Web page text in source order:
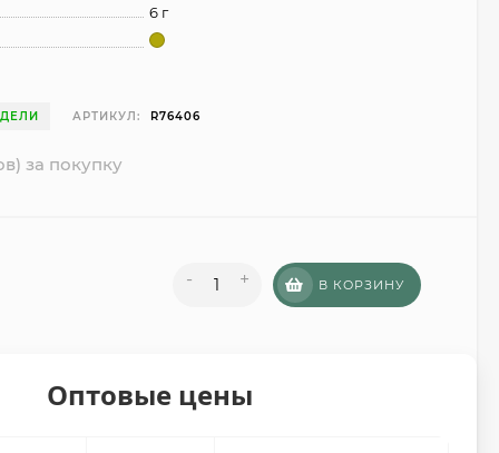
6 г
АРТИКУЛ: R76406
за покупку
- + В КОРЗИНУ
Оптовые цены